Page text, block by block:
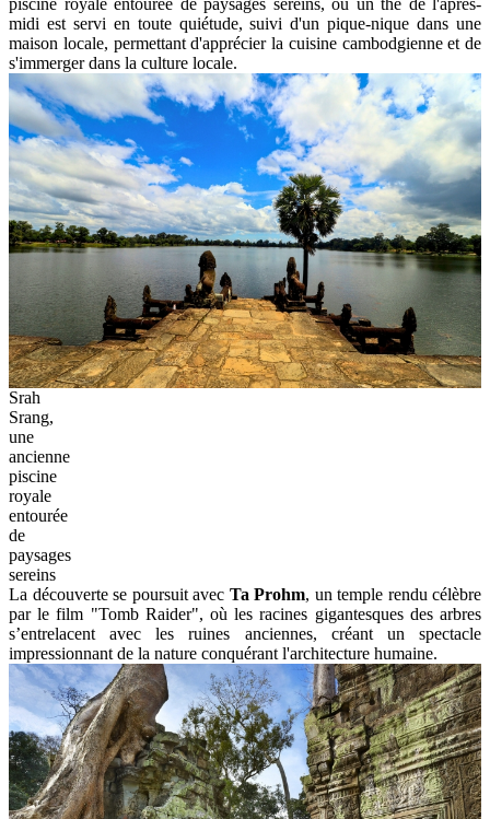
midi est servi en toute quiétude, suivi d'un pique-nique dans une
maison locale, permettant d'apprécier la cuisine cambodgienne et de
s'immerger dans la culture locale.
Srah
Srang,
une
ancienne
piscine
royale
entourée
de
paysages
sereins
La découverte se poursuit avec Ta Prohm, un temple rendu célèbre
par le film "Tomb Raider", où les racines gigantesques des arbres
s’entrelacent avec les ruines anciennes, créant un spectacle
impressionnant de la nature conquérant l'architecture humaine.